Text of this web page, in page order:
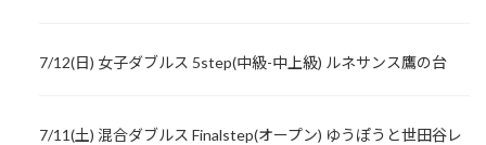
7/12(日) 女子ダブルス 5step(中級-中上級) ルネサンス鷹の台
7/11(土) 混合ダブルス Finalstep(オープン) ゆうぽうと世田谷レ